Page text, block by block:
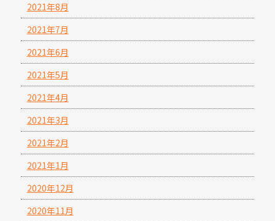
2021年8月
2021年7月
2021年6月
2021年5月
2021年4月
2021年3月
2021年2月
2021年1月
2020年12月
2020年11月